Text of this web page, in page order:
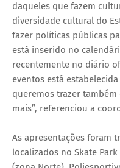
daqueles que fazem
diversidade cultural do
fazer políticas públicas
está inserido no
recentemente no diário
eventos está
queremos trazer
mais”, referenciou a
As apresentações foram
localizados no Skate